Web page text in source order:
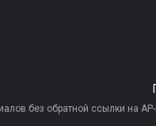
без обратной ссылки на